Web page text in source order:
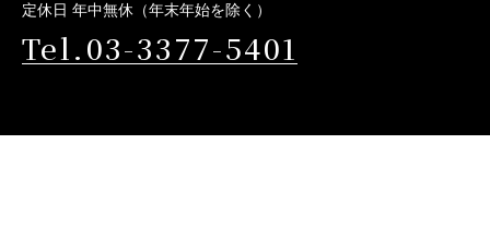
定休日 年中無休（年末年始を除く）
Tel.03-3377-5401